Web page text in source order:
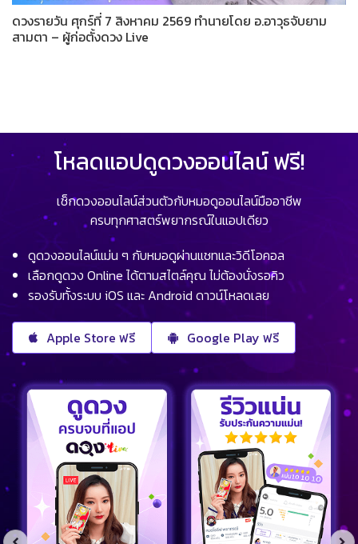
ดวงรายวัน ศุกร์ที่ 7 สิงหาคม 2569 ทำนายโดย อ.อาวุธจับยาม
สามตา – ผู้ก่อตั้งดวง Live
โหลดแอปดูดวงออนไลน์ ฟรี!
เช็กดวงออนไลน์ส่วนตัวกับหมอดูออนไลน์มืออาชีพ
ครบทุกศาสตร์พยากรณ์ในแอปเดียว
ดูดวงออนไลน์แม่น ๆ กับหมอดูผ่านแชทและวิดีโอคอล
เลือกดูดวง Online ได้ตามสไตล์คุณ ไม่ต้องนั่งรอคิว
รองรับทั้งระบบ iOS และ Android ดาวน์โหลดเลย
Apple Store ฟรี Google Play ฟรี